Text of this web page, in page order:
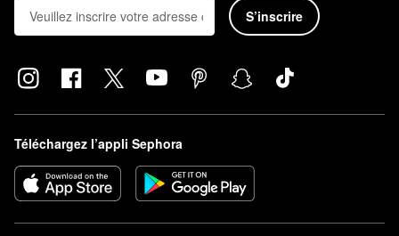
S’inscrire
Téléchargez l’appli Sephora